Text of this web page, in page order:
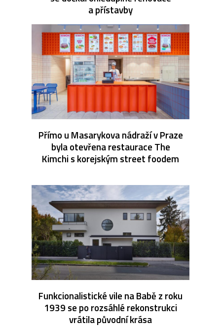
a přístavby
Přímo u Masarykova nádraží v Praze
byla otevřena restaurace The
Kimchi s korejským street foodem
Funkcionalistické vile na Babě z roku
1939 se po rozsáhlé rekonstrukci
vrátila původní krása